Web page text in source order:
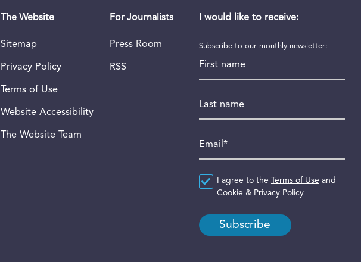
The Website
Sitemap
Privacy Policy
Terms of Use
Website Accessibility
The Website Team
For Journalists
Press Room
RSS
I would like to receive:
Subscribe to our monthly newsletter:
Agreement*
I agree to the Terms of Use and
Cookie & Privacy Policy